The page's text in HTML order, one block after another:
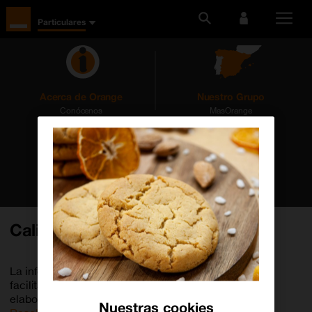
Particulares
Acerca de Orange
Conócenos
Nuestro Grupo
MasOrange
Nuestro blog
By Orange
Calidad
La información de Calidad de Servicio que se
facilita en los apartados siguientes se ha
elaborado según lo establecido en la
Nuestras cookies